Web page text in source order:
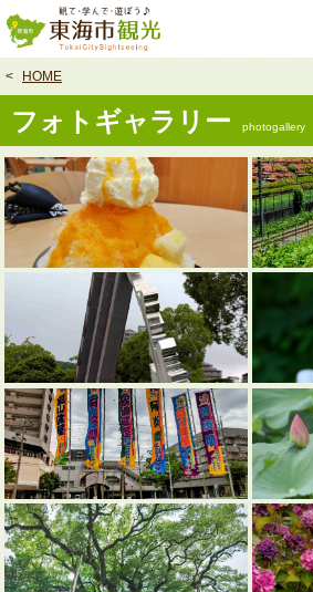
本
文
HOME
フォトギャラリー photogallery